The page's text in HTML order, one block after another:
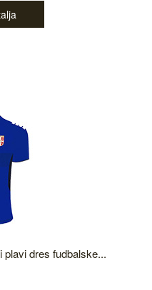
plavi dres fudbalske...